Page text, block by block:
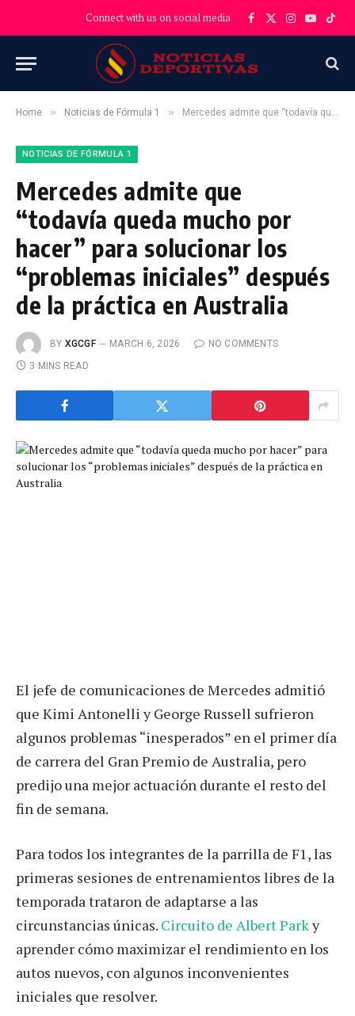
Connect with us on social media Facebook
X
Instagram
YouTube
Home » Noticias de Fórmula 1 » Mercedes admite que “todavía queda mucho por hacer” para solucionar los “problemas iniciales” después de la práctica en Australia
NOTICIAS DE FÓRMULA 1
Mercedes admite que
“todavía queda mucho por
hacer” para solucionar los
“problemas iniciales” después
de la práctica en Australia
BY XGCGF MARCH 6, 2026
NO COMMENTS
3 MINS READ
El jefe de comunicaciones de Mercedes admitió
que Kimi Antonelli y George Russell sufrieron
algunos problemas “inesperados” en el primer día
de carrera del Gran Premio de Australia, pero
predijo una mejor actuación durante el resto del
fin de semana.
Para todos los integrantes de la parrilla de F1, las
primeras sesiones de entrenamientos libres de la
temporada trataron de adaptarse a las
circunstancias únicas. Circuito de Albert Parky
aprender cómo maximizar el rendimiento en los
autos nuevos, con algunos inconvenientes
iniciales que resolver.